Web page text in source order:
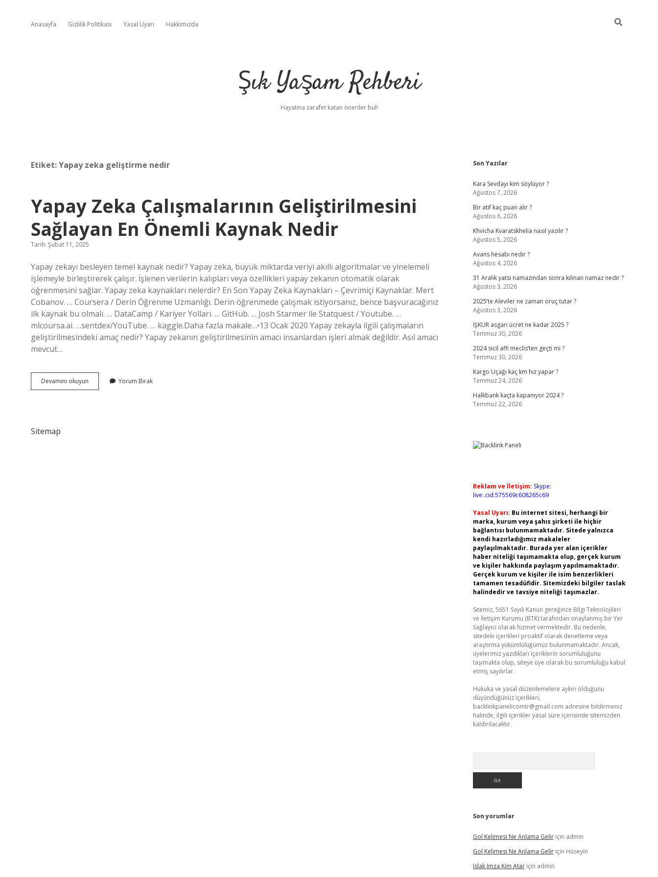
Anasayfa Gizlilik Politikası Yasal Uyarı Hakkımızda
Şık Yaşam Rehberi
Hayatına zarafet katan öneriler bul!
Etiket:Yapay zeka geliştirme nedir
Yapay Zeka Çalışmalarının Geliştirilmesini
Sağlayan En Önemli Kaynak Nedir
Tarih: Şubat 11, 2025
Yapay zekayı besleyen temel kaynak nedir? Yapay zeka, büyük miktarda veriyi akıllı algoritmalar ve yinelemeli
işlemeyle birleştirerek çalışır. İşlenen verilerin kalıpları veya özellikleri yapay zekanın otomatik olarak
öğrenmesini sağlar. Yapay zeka kaynakları nelerdir? En Son Yapay Zeka Kaynakları – Çevrimiçi Kaynaklar. Mert
Cobanov. … Coursera / Derin Öğrenme Uzmanlığı. Derin öğrenmede çalışmak istiyorsanız, bence başvuracağınız
ilk kaynak bu olmalı. … DataCamp / Kariyer Yolları. … GitHub. … Josh Starmer ile Statquest / Youtube. …
mlcoursa.ai. …sentdex/YouTube. … kaggle.Daha fazla makale…•13 Ocak 2020 Yapay zekayla ilgili çalışmaların
geliştirilmesindeki amaç nedir? Yapay zekanın geliştirilmesinin amacı insanlardan işleri almak değildir. Asıl amacı
mevcut…
Devamını okuyun
Zeka
Yorum Bırak
Sitemap
Sidebar
Son Yazılar
Kara Sevdayı kim söylüyor ?
Ağustos 7, 2026
Bir atıf kaç puan alır ?
Ağustos 6, 2026
Khvicha Kvaratskhelia nasıl yazılır ?
Ağustos 5, 2026
Avans hesabı nedir ?
Ağustos 4, 2026
31 Aralık yatsı namazından sonra kılınan namaz nedir ?
Ağustos 3, 2026
2025’te Aleviler ne zaman oruç tutar ?
Ağustos 3, 2026
İŞKUR asgari ücret ne kadar 2025 ?
Temmuz 30, 2026
2024 sicil affı meclis’ten geçti mi ?
Temmuz 30, 2026
Kargo Uçağı kaç km hız yapar ?
Temmuz 24, 2026
Halkbank kaçta kapanıyor 2024 ?
Temmuz 22, 2026
Reklam ve İletişim: Skype:
live:.cid.575569c608265c69
Yasal Uyarı: Bu internet sitesi, herhangi bir
marka, kurum veya şahıs şirketi ile hiçbir
bağlantısı bulunmamaktadır. Sitede yalnızca
kendi hazırladığımız makaleler
paylaşılmaktadır. Burada yer alan içerikler
haber niteliği taşımamakta olup, gerçek kurum
ve kişiler hakkında paylaşım yapılmamaktadır.
Gerçek kurum ve kişiler ile isim benzerlikleri
tamamen tesadüfidir. Sitemizdeki bilgiler taslak
halindedir ve tavsiye niteliği taşımazlar.
Sitemiz, 5651 Sayılı Kanun gereğince Bilgi Teknolojileri
ve İletişim Kurumu (BTK) tarafından onaylanmış bir Yer
Sağlayıcı olarak hizmet vermektedir. Bu nedenle,
sitedeki içerikleri proaktif olarak denetleme veya
araştırma yükümlülüğümüz bulunmamaktadır. Ancak,
üyelerimiz yazdıkları içeriklerin sorumluluğunu
taşımakta olup, siteye üye olarak bu sorumluluğu kabul
etmiş sayılırlar.
Hukuka ve yasal düzenlemelere aykırı olduğunu
düşündüğünüz içerikleri,
backlinkpanelicomtr@gmail.com adresine bildirmeniz
halinde, ilgili içerikler yasal süre içerisinde sitemizden
kaldırılacaktır.
Son yorumlar
Gol Kelimesi Ne Anlama Geliriçin admin
Gol Kelimesi Ne Anlama Geliriçin Hüseyin
Islak Imza Kim Atariçin admin